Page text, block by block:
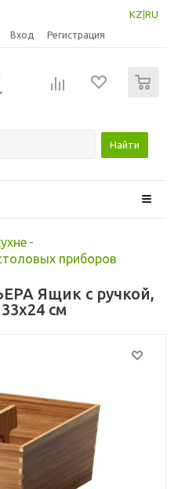
KZ RU
Вход Регистрация
Найти
-
приборов
Ящик с ручкой,
см